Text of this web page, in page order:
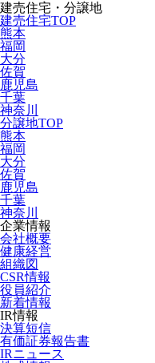
建売住宅・分譲地
建売住宅TOP
熊本
福岡
大分
佐賀
鹿児島
千葉
神奈川
分譲地TOP
熊本
福岡
大分
佐賀
鹿児島
千葉
神奈川
企業情報
会社概要
健康経営
組織図
CSR情報
役員紹介
新着情報
IR情報
決算短信
有価証券報告書
IRニュース